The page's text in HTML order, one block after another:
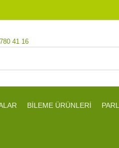
41 16
BİLEME ÜRÜNLERİ